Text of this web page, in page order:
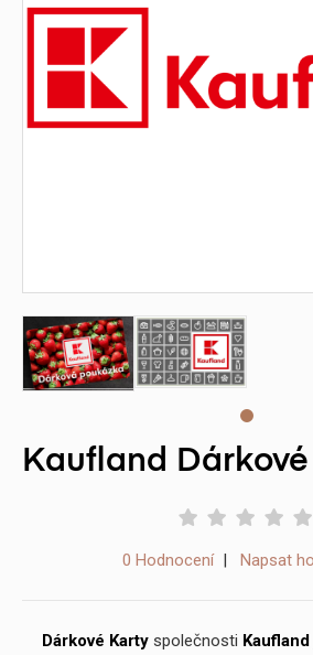
Kaufland
0 Hodnocení| Napsat
Dárkové Karty společnosti Kaufland